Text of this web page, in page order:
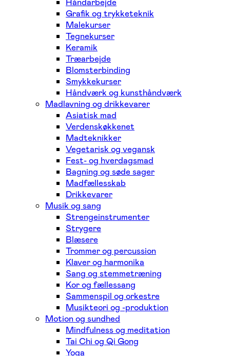
Grafik og trykketeknik
Malekurser
Tegnekurser
Keramik
Træarbejde
Blomsterbinding
Smykkekurser
Håndværk og kunsthåndværk
Madlavning og drikkevarer
Asiatisk mad
Verdenskøkkenet
Madteknikker
Vegetarisk og vegansk
Fest- og hverdagsmad
Bagning og søde sager
Madfællesskab
Drikkevarer
Musik og sang
Strengeinstrumenter
Strygere
Blæsere
Trommer og percussion
Klaver og harmonika
Sang og stemmetræning
Kor og fællessang
Sammenspil og orkestre
Musikteori og -produktion
Motion og sundhed
Mindfulness og meditation
Tai Chi og Qi Gong
Yoga